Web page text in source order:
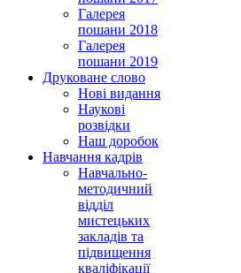
Галерея
пошани 2018
Галерея
пошани 2019
Друковане слово
Нові видання
Наукові
розвідки
Наш доробок
Навчання кадрів
Навчально-
методичний
відділ
мистецьких
закладів та
підвищення
кваліфікації